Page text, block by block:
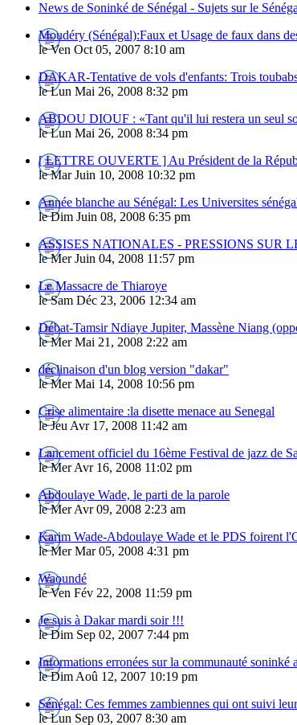
News de Soninké de Sénégal - Sujets sur le
Moudéry (Sénégal):Faux et Usage de faux dans
le Ven Oct 05, 2007 8:10 am
DAKAR-Tentative de vols d'enfants: Trois
le Lun Mai 26, 2008 8:32 pm
ABDOU DIOUF : «Tant qu'il lui restera un seul
le Lun Mai 26, 2008 8:34 pm
[ LETTRE OUVERTE ] Au Président de la
le Mar Juin 10, 2008 10:32 pm
Année blanche au Sénégal: Les Universites
le Dim Juin 08, 2008 6:35 pm
ASSISES NATIONALES - PRESSIONS SUR
le Mer Juin 04, 2008 11:57 pm
Le Massacre de Thiaroye
le Sam Déc 23, 2006 12:34 am
Débat-Tamsir Ndiaye Jupiter, Massène Niang
le Mer Mai 21, 2008 2:22 am
déclinaison d'un blog version "dakar"
le Mer Mai 14, 2008 10:56 pm
Crise alimentaire :la disette menace au Senegal
le Jeu Avr 17, 2008 11:42 am
Lancement officiel du 16ème Festival de jazz de
le Mer Avr 16, 2008 11:02 pm
Abdoulaye Wade, le parti de la parole
le Mer Avr 09, 2008 2:23 am
Karim Wade-Abdoulaye Wade et le PDS foirent
le Mer Mar 05, 2008 4:31 pm
Waoundé
le Ven Fév 22, 2008 11:59 pm
Je suis à Dakar mardi soir !!!
le Dim Sep 02, 2007 7:44 pm
Informations erronées sur la communauté soninké
le Dim Aoû 12, 2007 10:19 pm
Sénégal: Ces femmes zambiennes qui ont suivi
le Lun Sep 03, 2007 8:30 am